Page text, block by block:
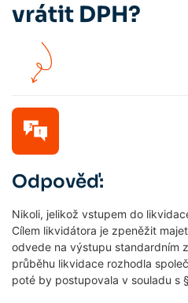
vrátit DPH?
Odpověď:
Nikoli, jelikož vstupem do
Cílem likvidátora je zpeněžit
odvede na výstupu standardním
průběhu likvidace rozhodla
poté by postupovala v souladu s